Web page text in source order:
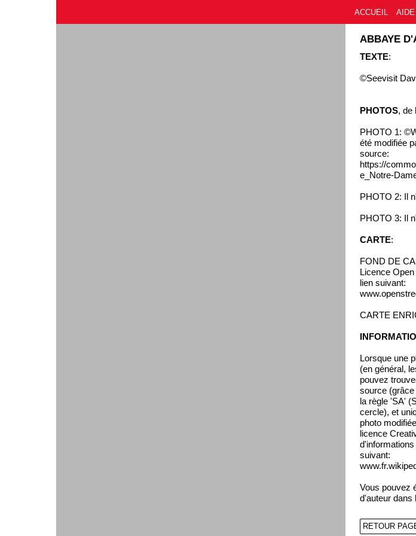
ACCUEIL AIDE
ABBAYE
TEXTE:
©Seevisit
PHOTOS, de
PHOTO 1:
été modifiée
source:
https://
e_Notre-
PHOTO 2: Il
PHOTO 3: Il
CARTE:
FOND DE
Licence
lien suivant:
CARTE
Lorsque une
(en général,
pouvez
source (grâce
la règle 'SA'
cercle), et
photo
licence
suivant:
Vous pouvez
d'auteur dans
RETOUR